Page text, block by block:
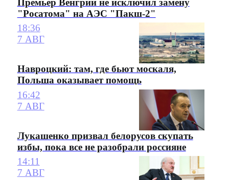
"Росатома" на АЭС "Пакш-2"
18:36
7 АВГ
Навроцкий: там, где бьют москаля,
Польша оказывает помощь
16:42
7 АВГ
Лукашенко призвал белорусов скупать
избы, пока все не разобрали россияне
14:11
7 АВГ